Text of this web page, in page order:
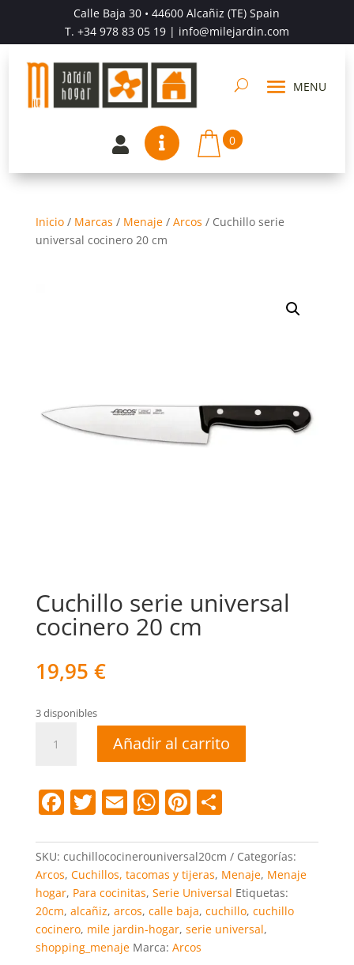
Calle Baja 30 • 44600 Alcañiz (TE) Spain
T. +34 978 83 05 19| info@milejardin.com
  0
Inicio/ Marcas / Menaje/ Arcos / Cuchillo serie
universal cocinero 20 cm
Cuchillo serie universal
cocinero 20 cm
19,95 €
3 disponibles
serie
20
cantidad
Añadir al carrito
F
c
e
b
o
o
T
itt
er
E
ai
l
W
at
s
A
p
p
Pi
er
e
st
C
m
p
ar
tir
SKU: cuchillococinerouniversal20cm
Categorías:
Arcos, Cuchillos, tacomas y tijeras, Menaje, Menaje
hogar, Para cocinitas, Serie Universal Etiquetas:
20cm, alcañiz, arcos, calle baja, cuchillo, cuchillo
cocinero, mile jardin-hogar, serie universal,
shopping_menaje Marca: Arcos